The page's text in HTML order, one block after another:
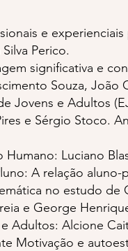
e
Perico.
significativa e
Souza, João
Jovens e Adultos
e Sérgio Stoco.
Luciano
A relação
no estudo de
e George
Adultos: Alcione
Motivação e